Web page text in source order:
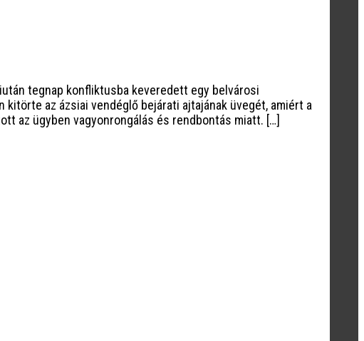
tegnap konfliktusba keveredett egy belvárosi
az ázsiai vendéglő bejárati ajtajának üvegét, amiért a
az ügyben vagyonrongálás és rendbontás miatt. […]